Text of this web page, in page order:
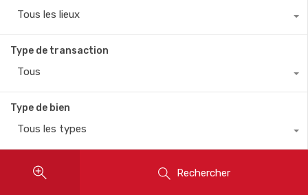
Tous les lieux
Type de transaction
Tous
Type de bien
Tous les types
Rechercher